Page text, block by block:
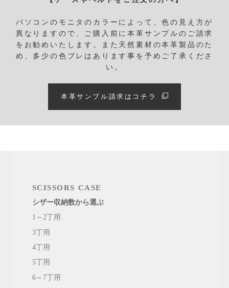
パソコンのモニタのカラーによって、色の見え方が
異なりますので、ご購入前に本革サンプルのご請求
をお勧めいたします。
また天然素材の本革製品のた
め、多少の色ブレはあります事を予めご了承くださ
い。
本革サンプル請求はコチラ
SCISSORS CASE
シザー収納数から選ぶ
1～2丁用
3丁用
4丁用
5丁用
6～7丁用